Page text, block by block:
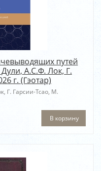
путей
А.С.Ф. Лок, Г.
г. (Гэотар)
Г. Гарсии-Тсао, М.
В корзину